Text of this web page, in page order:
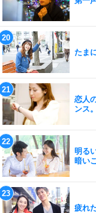
たま
恋人
ンス。
明る
暗い
疲れ